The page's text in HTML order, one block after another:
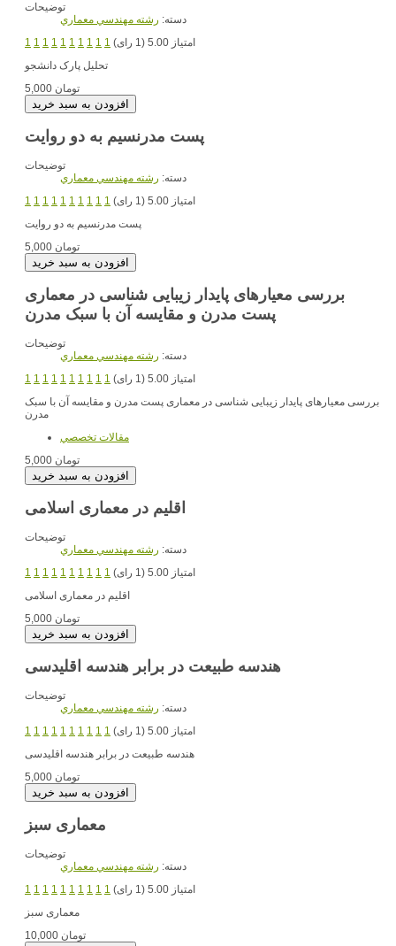
توضیحات
دسته: رشته مهندسي معماري
1 1 1 1 1 1 1 1 1 1
امتیاز 5.00 (1 رای)
5,000 تومان
پست مدرنسیم به دو روایت
توضیحات
دسته: رشته مهندسي معماري
1 1 1 1 1 1 1 1 1 1
امتیاز 5.00 (1 رای)
5,000 تومان
بررسی معیارهای پایدار زیبایی شناسی در معماری
پست مدرن و مقایسه آن با سبک مدرن
توضیحات
دسته: رشته مهندسي معماري
1 1 1 1 1 1 1 1 1 1
امتیاز 5.00 (1 رای)
بررسی معیارهای پایدار زیبایی شناسی در معماری پست مدرن و مقایسه آن با سبک
مقالات تخصصي
5,000 تومان
اقلیم در معماری اسلامی
توضیحات
دسته: رشته مهندسي معماري
1 1 1 1 1 1 1 1 1 1
امتیاز 5.00 (1 رای)
5,000 تومان
هندسه طبیعت در برابر هندسه اقلیدسی
توضیحات
دسته: رشته مهندسي معماري
1 1 1 1 1 1 1 1 1 1
امتیاز 5.00 (1 رای)
هندسه طبیعت در برابر هندسه اقلیدسی
5,000 تومان
معماری سبز
توضیحات
دسته: رشته مهندسي معماري
1 1 1 1 1 1 1 1 1 1
امتیاز 5.00 (1 رای)
معماری سبز
10,000 تومان